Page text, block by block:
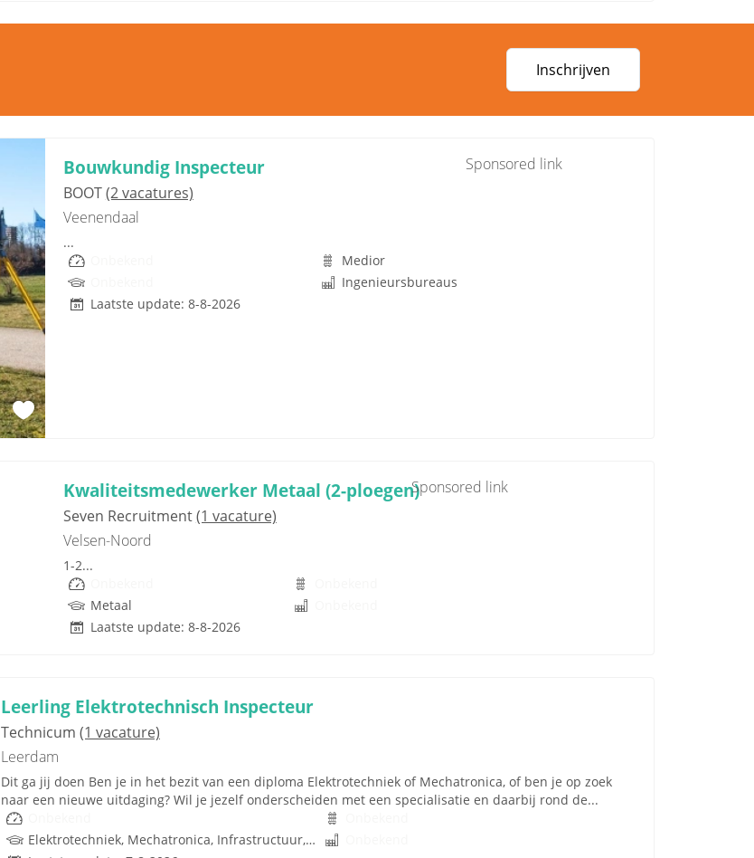
Inschrijven
Bouwkundig Inspecteur
BOOT(2 vacatures)
Veenendaal
Sponsored link
...
Medior
Ingenieursbureaus
Laatste update: 8-8-2026
Kwaliteitsmedewerker Metaal (2-ploegen)
Seven Recruitment(1 vacature)
Velsen-Noord
Sponsored link
1-2...
Metaal
Laatste update: 8-8-2026
Leerling Elektrotechnisch Inspecteur
Technicum (1 vacature)
Leerdam
Dit ga jij doen Ben je in het bezit van een diploma Elektrotechniek of Mechatronica, of ben je op zoek
naar een nieuwe uitdaging? Wil je jezelf onderscheiden met een specialisatie en daarbij rond de...
Elektrotechniek, Mechatronica, Infrastructuur, Techniek, Rijbewijs